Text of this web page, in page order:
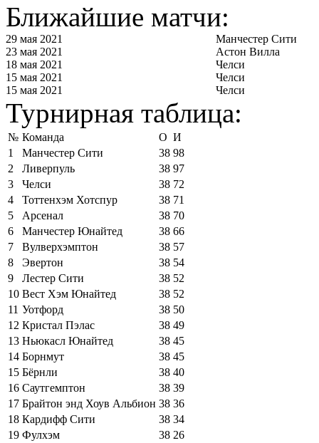
Ближайшие матчи:
29 мая 2021
Манчестер Сити
23 мая 2021
Астон Вилла
18 мая 2021
Челси
15 мая 2021
Челси
15 мая 2021
Челси
Турнирная таблица:
№ Команда О И
1
Манчестер Сити 38 98
2
Ливерпуль 38 97
3
Челси 38 72
4
Тоттенхэм Хотспур 38 71
5
Арсенал 38 70
6
Манчестер Юнайтед 38 66
7
Вулверхэмптон 38 57
8
Эвертон 38 54
9
Лестер Сити 38 52
10 Вест Хэм Юнайтед 38 52
11 Уотфорд 38 50
12 Кристал Пэлас 38 49
13 Ньюкасл Юнайтед 38 45
14 Борнмут 38 45
15 Бёрнли 38 40
16 Саутгемптон 38 39
17 Брайтон энд Хоув Альбион 38 36
18 Кардифф Сити 38 34
19 Фулхэм 38 26